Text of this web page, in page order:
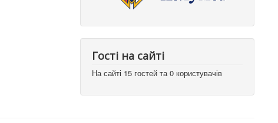
Гості на сайті
На сайті 15 гостей та 0 користувачів